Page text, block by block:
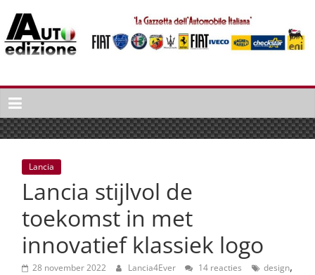
naar
inhoud
Auto
Edizione
La
Gazetta
dell'Automobile
Italiana
autonieuws
lifestyle
Lancia
Lancia stijlvol de
toekomst in met
innovatief klassiek logo
28 november 2022 Lancia4Ever 14 reacties design,